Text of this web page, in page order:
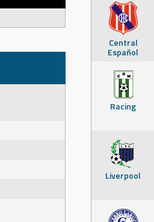
Central
Español
Racing
Liverpool